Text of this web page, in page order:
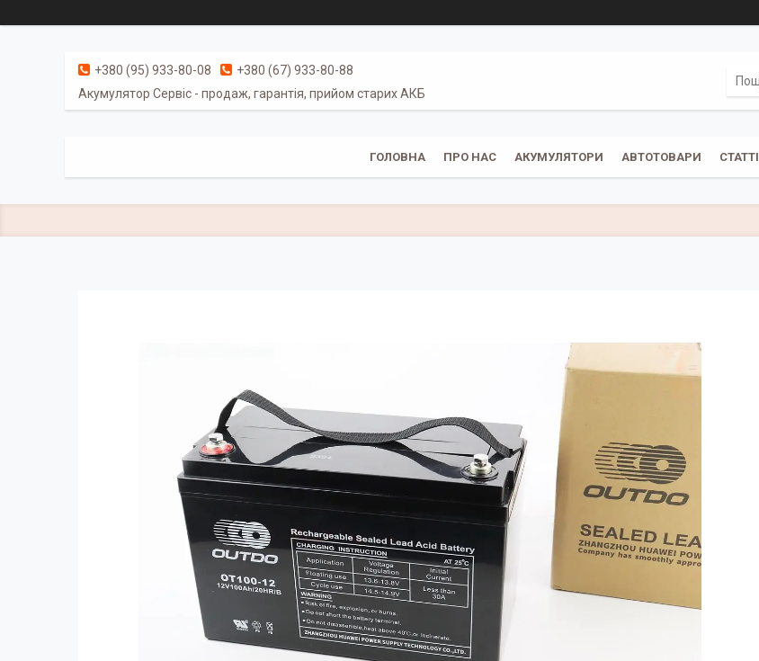
+380 (95) 933-80-08
+380 (67) 933-80-88
Акумулятор Сервіс - продаж, гарантія, прийом старих АКБ
ГОЛОВНА ПРО НАС АКУМУЛЯТОРИ АВТОТОВАРИ СТАТТІ